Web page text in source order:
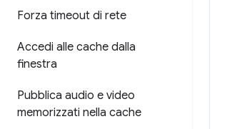
Forza timeout di rete
Accedi alle cache dalla
finestra
Pubblica audio e video
memorizzati nella cache